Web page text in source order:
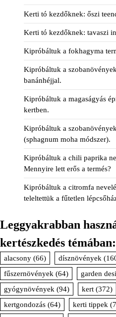
Kerti tó kezdőknek: őszi
Kerti tó kezdőknek: tavaszi
Kipróbáltuk a fokhagyma
Kipróbáltuk a
banánhéjjal.
Kipróbáltuk a magaságyás
kertben.
Kipróbáltuk a
(sphagnum moha módszer).
Kipróbáltuk a chili paprika
Mennyire lett erős a termés?
Kipróbáltuk a citromfa
teleltettük a fűtetlen
Leggyakrabban
kertészkedés témában:
alacsony (66) dísznövények
fűszernövények (64) garden
gyógynövények (94) kert (372)
kertgondozás (64) kerti tippek